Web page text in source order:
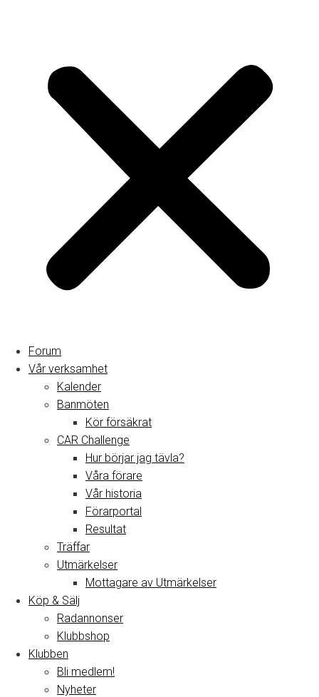
Forum
Vår verksamhet
Kalender
Banmöten
Kör försäkrat
CAR Challenge
Hur börjar jag tävla?
Våra förare
Vår historia
Förarportal
Resultat
Träffar
Utmärkelser
Mottagare av Utmärkelser
Köp & Sälj
Radannonser
Klubbshop
Klubben
Bli medlem!
Nyheter